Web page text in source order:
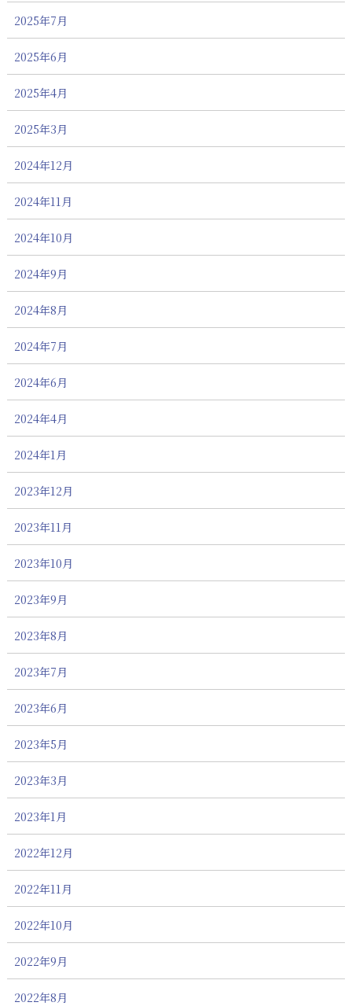
2025年7月
2025年6月
2025年4月
2025年3月
2024年12月
2024年11月
2024年10月
2024年9月
2024年8月
2024年7月
2024年6月
2024年4月
2024年1月
2023年12月
2023年11月
2023年10月
2023年9月
2023年8月
2023年7月
2023年6月
2023年5月
2023年3月
2023年1月
2022年12月
2022年11月
2022年10月
2022年9月
2022年8月